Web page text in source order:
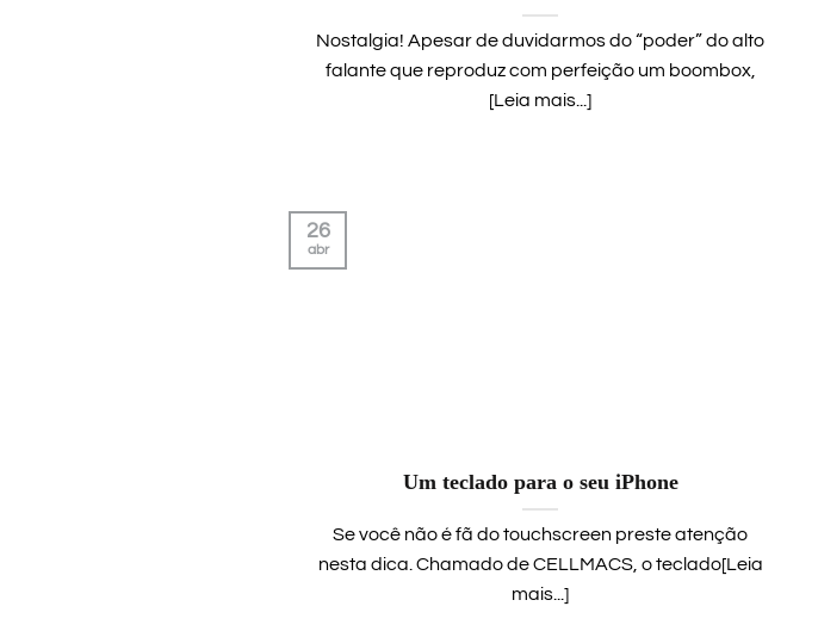
Nostalgia! Apesar de duvidarmos do “poder” do alto
falante que reproduz com perfeição um boombox,
[Leia mais...]
Um teclado para o seu iPhone
Se você não é fã do touchscreen preste atenção
nesta dica. Chamado de CELLMACS, o teclado[Leia
mais...]
26
abr